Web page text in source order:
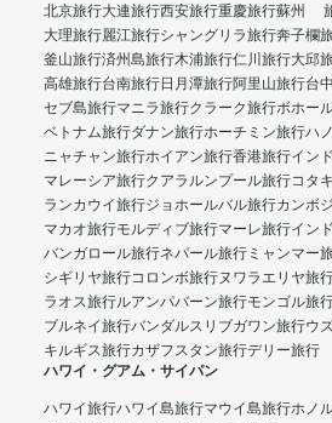
北京旅行大連旅行西安旅行重慶旅行蘇州
大理旅行麗江旅行シャングリラ旅行奔子欄
釜山旅行済州島旅行木浦旅行仁川旅行大邱
高雄旅行台南旅行日月潭旅行阿里山旅行台
セブ島旅行マニラ旅行クラーク旅行ボホー
ベトナム旅行ダナン旅行ホーチミン旅行ハ
ニャチャン旅行ホイアン旅行香港旅行イン
マレーシア旅行クアラルンプール旅行コタ
ランカウイ旅行ジョホールバル旅行カンボ
マカオ旅行モルディブ旅行マーレ旅行イン
バンガロール旅行ネパール旅行 ミャンマー
シギリヤ旅行コロンボ旅行ヌワラエリヤ旅
ラオス旅行ルアンパバーン旅行モンゴル旅
ブルネイ旅行バンダルスリブガワン旅行ウ
キルギス旅行カザフスタン旅行デリー旅行
ハワイ・グアム・サイパン
ハワイ旅行ハワイ島旅行マウイ島旅行ホノ